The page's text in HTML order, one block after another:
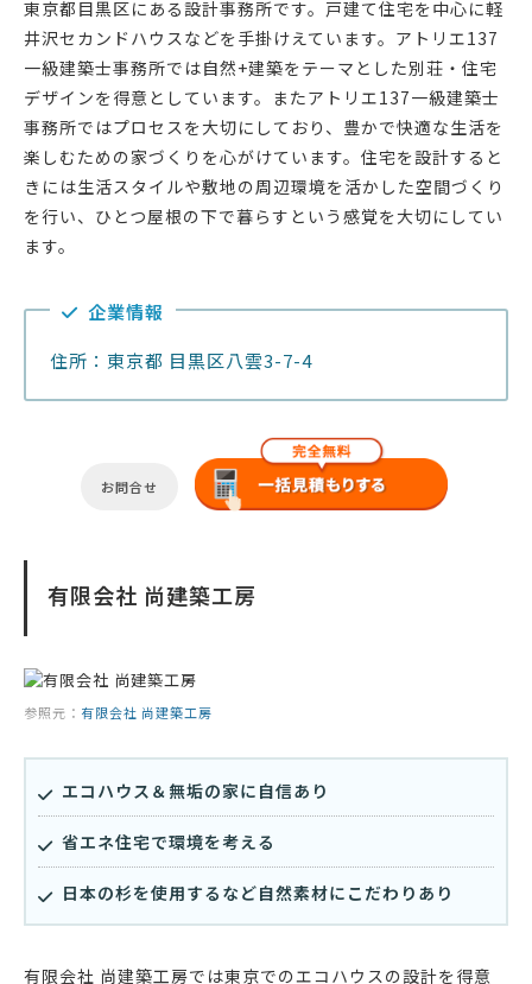
東京都目黒区にある設計事務所です。戸建て住宅を中心に軽
井沢セカンドハウスなどを手掛けえています。アトリエ137
一級建築士事務所では自然+建築をテーマとした別荘・住宅
デザインを得意としています。またアトリエ137一級建築士
事務所ではプロセスを大切にしており、豊かで快適な生活を
楽しむための家づくりを心がけています。住宅を設計すると
きには生活スタイルや敷地の周辺環境を活かした空間づくり
を行い、ひとつ屋根の下で暮らすという感覚を大切にしてい
ます。
企業情報
住所：東京都 目黒区八雲3-7-4
お問合せ
有限会社 尚建築工房
参照元： 有限会社 尚建築工房
エコハウス＆無垢の家に自信あり
省エネ住宅で環境を考える
日本の杉を使用するなど自然素材にこだわりあり
有限会社 尚建築工房では東京でのエコハウスの設計を得意